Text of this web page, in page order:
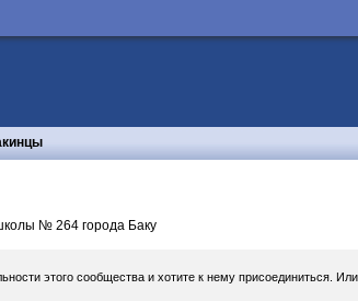
№ 264 города Баку
этого сообщества и хотите к нему присоединиться. Или